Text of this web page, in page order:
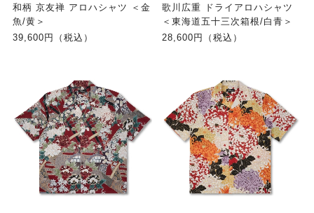
和柄 京友禅 アロハシャツ ＜金
魚/黄＞
39,600円（税込）
歌川広重 ドライアロハシャツ
＜東海道五十三次箱根/白青＞
28,600円（税込）